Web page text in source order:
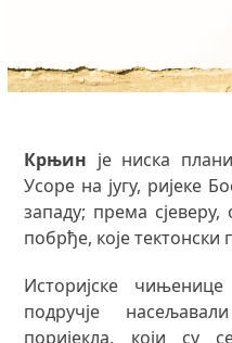
Крњин је ниска
Усоре на југу, ријеке
западу; према
побрђе, које
Историјске
подручје
поријекла, који су